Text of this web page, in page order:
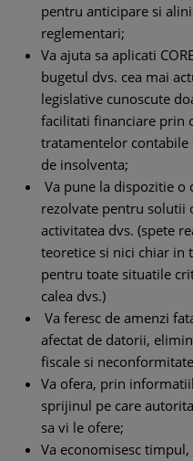
pentru anticipare si
reglementari;
Va ajuta sa aplicati
bugetul dvs. cea mai
legislative cunoscute
facilitati financiare prin
tratamentelor
de insolventa;
Va pune la dispozitie o
rezolvate pentru solutii
activitatea dvs. (spete
teoretice si nici chiar in
pentru toate situatile
calea dvs.)
Va feresc de amenzi
afectat de datorii,
fiscale si
Va ofera, prin
sprijinul pe care
sa vi le ofere;
Va economisesc